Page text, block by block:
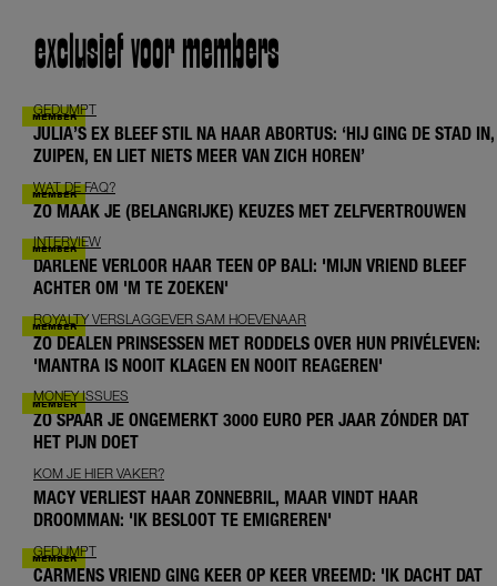
exclusief voor members
GEDUMPT
JULIA’S EX BLEEF STIL NA HAAR ABORTUS: ‘HIJ GING DE STAD IN,
ZUIPEN, EN LIET NIETS MEER VAN ZICH HOREN’
WAT DE FAQ?
ZO MAAK JE (BELANGRIJKE) KEUZES MET ZELFVERTROUWEN
INTERVIEW
DARLENE VERLOOR HAAR TEEN OP BALI: 'MIJN VRIEND BLEEF
ACHTER OM 'M TE ZOEKEN'
ROYALTY VERSLAGGEVER SAM HOEVENAAR
ZO DEALEN PRINSESSEN MET RODDELS OVER HUN PRIVÉLEVEN:
'MANTRA IS NOOIT KLAGEN EN NOOIT REAGEREN'
MONEY ISSUES
ZO SPAAR JE ONGEMERKT 3000 EURO PER JAAR ZÓNDER DAT
HET PIJN DOET
KOM JE HIER VAKER?
MACY VERLIEST HAAR ZONNEBRIL, MAAR VINDT HAAR
DROOMMAN: 'IK BESLOOT TE EMIGREREN'
GEDUMPT
CARMENS VRIEND GING KEER OP KEER VREEMD: 'IK DACHT DAT